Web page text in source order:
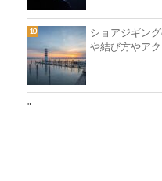
ショアジギン
や結び方やア
"